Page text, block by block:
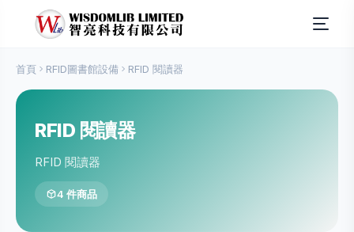
首頁 RFID圖書館設備 RFID 閱讀器
RFID 閱讀器
RFID 閱讀器
4 件商品